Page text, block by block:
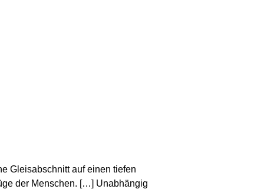
Gleisabschnitt auf einen tiefen
der Menschen. […] Unabhängig